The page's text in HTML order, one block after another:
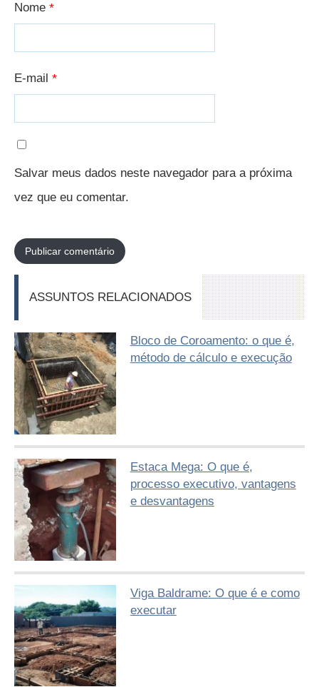
Nome *
E-mail *
Salvar meus dados neste navegador para a próxima
vez que eu comentar.
ASSUNTOS RELACIONADOS
Bloco de Coroamento: o que é,
método de cálculo e execução
Estaca Mega: O que é,
processo executivo, vantagens
e desvantagens
Viga Baldrame: O que é e como
executar